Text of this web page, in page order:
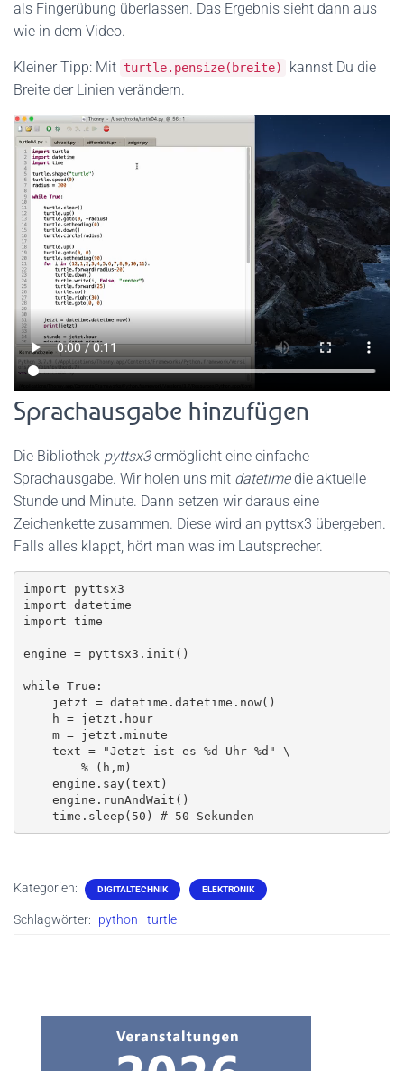
als Fingerübung überlassen. Das Ergebnis sieht dann aus
wie in dem Video.
Kleiner Tipp: Mit turtle.pensize(breite)
kannst Du die
Breite der Linien verändern.
Sprachausgabe hinzufügen
Die Bibliothek pyttsx3ermöglicht eine einfache
Sprachausgabe. Wir holen uns mit datetimedie aktuelle
Stunde und Minute. Dann setzen wir daraus eine
Zeichenkette zusammen. Diese wird an pyttsx3 übergeben.
Falls alles klappt, hört man was im Lautsprecher.
import pyttsx3
import datetime
import time
engine = pyttsx3.init()
while True:
    time.sleep(50) # 50 Sekunden
Kategorien: DIGITALTECHNIK ELEKTRONIK
Schlagwörter: python turtle